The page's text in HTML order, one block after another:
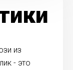
из
- это